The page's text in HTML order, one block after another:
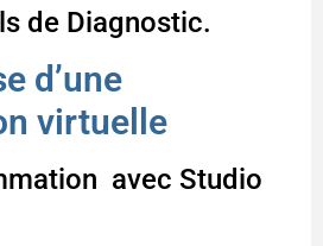
de Diagnostic.
d’une
virtuelle
avec Studio